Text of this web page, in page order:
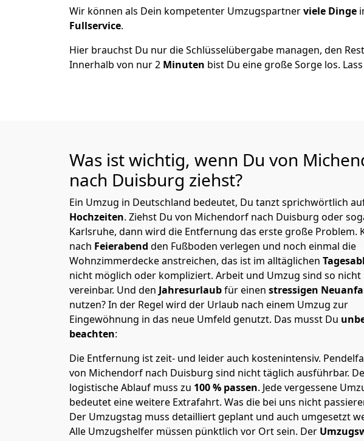
Wir können als Dein kompetenter Umzugspartnerviele Dinge
Fullservice.
Hier brauchst Du nur die Schlüsselübergabe managen, den
Innerhalb von nur 2 Minuten bist Du eine große Sorge los.
Was ist wichtig, wenn Du von
nach Duisburg ziehst?
Ein Umzug in Deutschland bedeutet, Du tanzt sprichwörtlich
Hochzeiten. Ziehst Du von Michendorf nach Duisburg oder
Karlsruhe, dann wird die Entfernung das erste große Problem.
nach Feierabend den Fußboden verlegen und noch einmal die
Wohnzimmerdecke anstreichen, das ist im alltäglichen
nicht möglich oder kompliziert. Arbeit und Umzug sind so nicht
vereinbar. Und den Jahresurlaubfür einen stressigen
nutzen? In der Regel wird der Urlaub nach einem Umzug zur
Eingewöhnung in das neue Umfeld genutzt. Das musst Du
beachten:
Die Entfernung ist zeit- und leider auch kostenintensiv.
von Michendorf nach Duisburg sind nicht täglich ausführbar.
logistische Ablauf muss zu 100 % passen. Jede vergessene
bedeutet eine weitere Extrafahrt. Was die bei uns nicht
Der Umzugstag muss detailliert geplant und auch umgesetzt
Alle Umzugshelfer müssen pünktlich vor Ort sein. Der